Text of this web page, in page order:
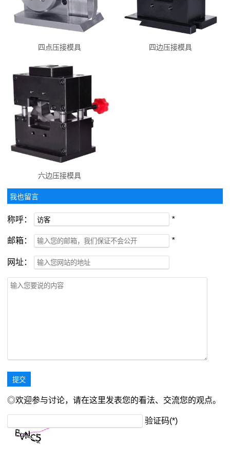
四点压接模具 四边压接模具
六边压接模具
我也留言
称呼： *
邮箱： *
网址：
◎欢迎参与讨论，请在这里发表您的看法、交流您的观点。
验证码(*)